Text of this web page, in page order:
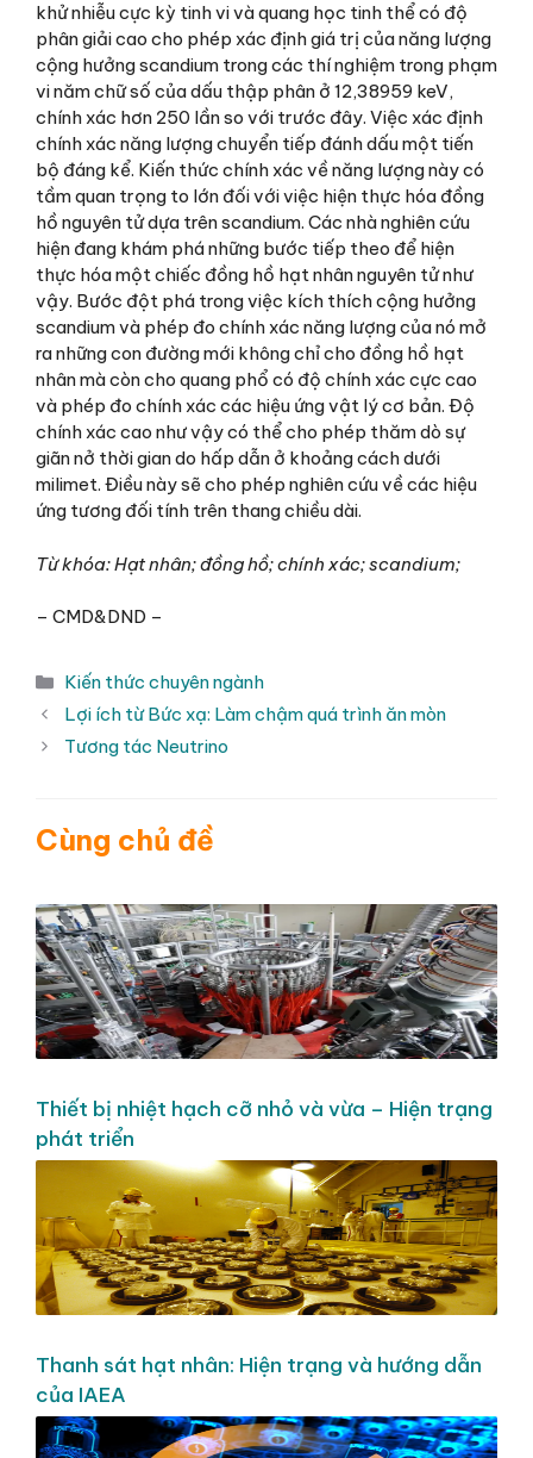
khử nhiễu cực kỳ tinh vi và quang học tinh thể có độ
phân giải cao cho phép xác định giá trị của năng lượng
cộng hưởng scandium trong các thí nghiệm trong phạm
vi năm chữ số của dấu thập phân ở 12,38959 keV,
chính xác hơn 250 lần so với trước đây. Việc xác định
chính xác năng lượng chuyển tiếp đánh dấu một tiến
bộ đáng kể. Kiến thức chính xác về năng lượng này có
tầm quan trọng to lớn đối với việc hiện thực hóa đồng
hồ nguyên tử dựa trên scandium. Các nhà nghiên cứu
hiện đang khám phá những bước tiếp theo để hiện
thực hóa một chiếc đồng hồ hạt nhân nguyên tử như
vậy. Bước đột phá trong việc kích thích cộng hưởng
scandium và phép đo chính xác năng lượng của nó mở
ra những con đường mới không chỉ cho đồng hồ hạt
nhân mà còn cho quang phổ có độ chính xác cực cao
và phép đo chính xác các hiệu ứng vật lý cơ bản. Độ
chính xác cao như vậy có thể cho phép thăm dò sự
giãn nở thời gian do hấp dẫn ở khoảng cách dưới
milimet. Điều này sẽ cho phép nghiên cứu về các hiệu
ứng tương đối tính trên thang chiều dài.
Từ khóa:Hạt nhân;đồng hồ;chính xác;scandium;
– CMD&DND –
Danh
mục
Kiến thức chuyên ngành
Lợi ích từ Bức xạ: Làm chậm quá trình ăn mòn
Tương tác Neutrino
Cùng chủ đề
Thiết bị nhiệt hạch cỡ nhỏ và vừa – Hiện trạng
phát triển
Thanh sát hạt nhân: Hiện trạng và hướng dẫn
của IAEA